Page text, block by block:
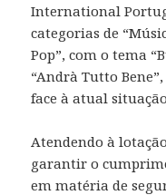
International
categorias de
Pop”, com o tema
“Andrà Tutto
face à atual
Atendendo à
garantir o
em matéria de